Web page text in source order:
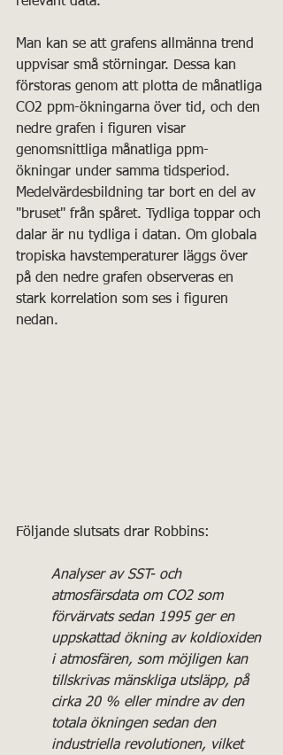
Man kan se att grafens allmänna trend
uppvisar små störningar. Dessa kan
förstoras genom att plotta de månatliga
CO2 ppm-ökningarna över tid, och den
nedre grafen i figuren visar
genomsnittliga månatliga ppm-
ökningar under samma tidsperiod.
Medelvärdesbildning tar bort en del av
"bruset" från spåret. Tydliga toppar och
dalar är nu tydliga i datan. Om globala
tropiska havstemperaturer läggs över
på den nedre grafen observeras en
stark korrelation som ses i figuren
nedan.
Följande slutsats drar Robbins:
Analyser av SST- och
atmosfärsdata om CO2 som
förvärvats sedan 1995 ger en
uppskattad ökning av koldioxiden
i atmosfären, som möjligen kan
tillskrivas mänskliga utsläpp, på
cirka 20 % eller mindre av den
totala ökningen sedan den
industriella revolutionen, vilket